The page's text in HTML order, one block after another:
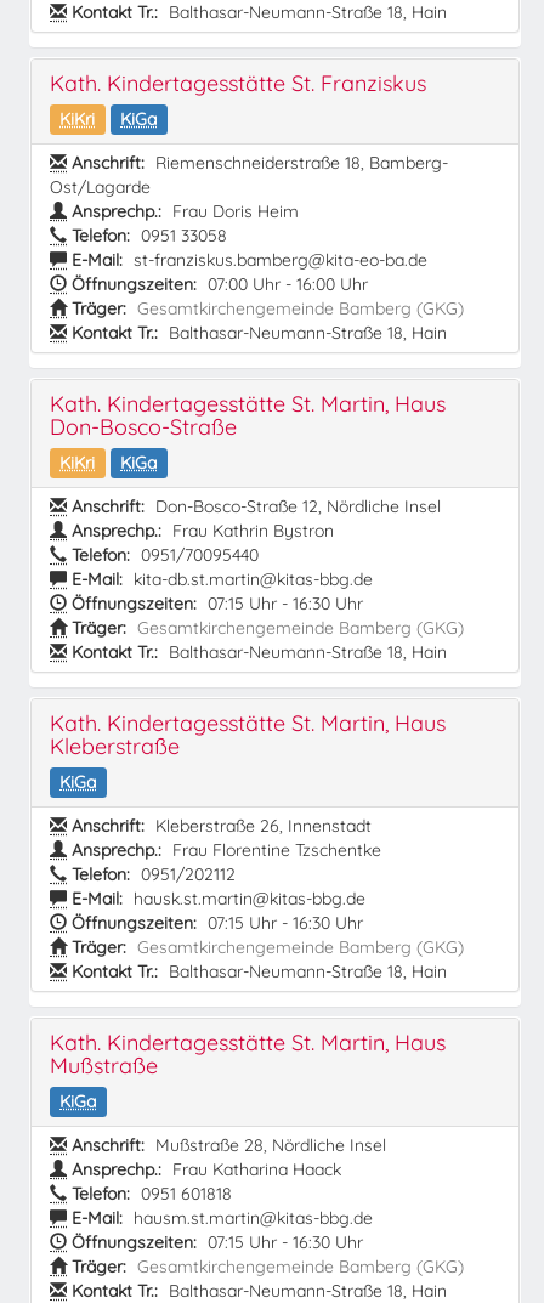
Kontakt Tr.: Balthasar-Neumann-Straße 18, Hain
Kath. Kindertagesstätte St. Franziskus
KiKri
KiGa
Anschrift: Riemenschneiderstraße 18, Bamberg-
Ost/Lagarde
Ansprechp.: Frau Doris Heim
Telefon: 0951 33058
E-Mail: st-franziskus.bamberg@kita-eo-ba.de
Öffnungszeiten: 07:00 Uhr - 16:00 Uhr
Träger: Gesamtkirchengemeinde Bamberg (GKG)
Kontakt Tr.: Balthasar-Neumann-Straße 18, Hain
Kath. Kindertagesstätte St. Martin, Haus
Don-Bosco-Straße
KiKri
KiGa
Anschrift: Don-Bosco-Straße 12, Nördliche Insel
Ansprechp.: Frau Kathrin Bystron
Telefon: 0951/70095440
E-Mail: kita-db.st.martin@kitas-bbg.de
Öffnungszeiten: 07:15 Uhr - 16:30 Uhr
Träger: Gesamtkirchengemeinde Bamberg (GKG)
Kontakt Tr.: Balthasar-Neumann-Straße 18, Hain
Kath. Kindertagesstätte St. Martin, Haus
Kleberstraße
KiGa
Anschrift: Kleberstraße 26, Innenstadt
Ansprechp.: Frau Florentine Tzschentke
Telefon: 0951/202112
E-Mail: hausk.st.martin@kitas-bbg.de
Öffnungszeiten: 07:15 Uhr - 16:30 Uhr
Träger: Gesamtkirchengemeinde Bamberg (GKG)
Kontakt Tr.: Balthasar-Neumann-Straße 18, Hain
Kath. Kindertagesstätte St. Martin, Haus
Mußstraße
KiGa
Anschrift: Mußstraße 28, Nördliche Insel
Ansprechp.: Frau Katharina Haack
Telefon: 0951 601818
E-Mail: hausm.st.martin@kitas-bbg.de
Öffnungszeiten: 07:15 Uhr - 16:30 Uhr
Träger: Gesamtkirchengemeinde Bamberg (GKG)
Kontakt Tr.: Balthasar-Neumann-Straße 18, Hain